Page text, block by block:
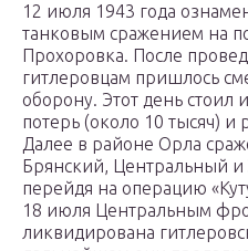
12 июля 1943 года
танковым сражением на
Прохоровка. После
гитлеровцам пришлось
оборону. Этот день стоил
потерь (около 10 тысяч) и
Далее в районе Орла
Брянский, Центральный
перейдя на операцию
18 июля Центральным
ликвидирована